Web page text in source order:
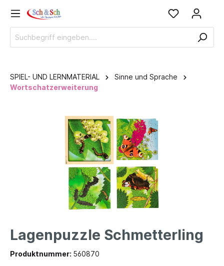
SPIEL- UND LERNMATERIAL
Sinne und Sprache
Wortschatzerweiterung
Lagenpuzzle Schmetterling
Produktnummer: 560870